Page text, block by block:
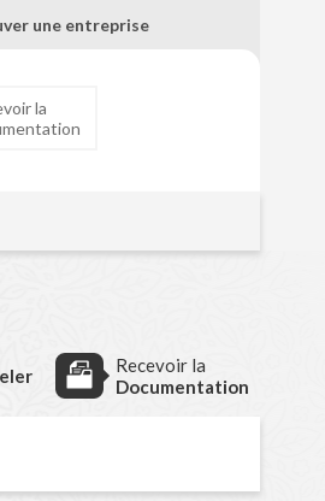
une entreprise
la
Recevoir la
Documentation